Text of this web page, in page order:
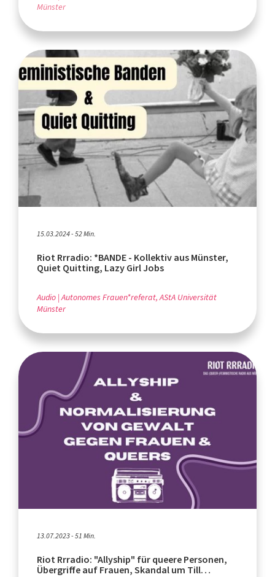
Münster
15.03.2024 - 52 Min.
Riot Rrradio: *BANDE - Kollektiv aus Münster,
Quiet Quitting, Lazy Girl Jobs
Audio Autonomes Frauen*referat, AStA Universität
Münster
13.07.2023 - 51 Min.
Riot Rrradio: "Allyship" für queere Personen,
Übergriffe auf Frauen, Skandal um Till